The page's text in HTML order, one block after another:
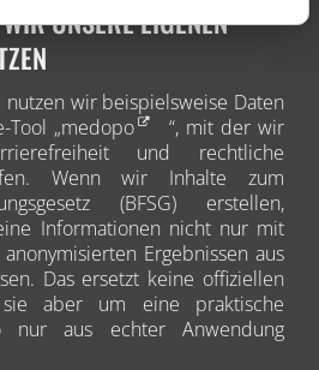
UNSERE EIGENEN
wir beispielsweise Daten
Tool „medopo
“, mit der wir
und rechtliche
Wenn wir Inhalte zum
(BFSG) erstellen,
Informationen nicht nur mit
Ergebnissen aus
Das ersetzt keine offiziellen
aber um eine praktische
nur aus echter Anwendung